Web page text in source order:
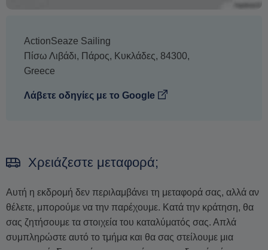
ActionSeaze Sailing
Πίσω Λιβάδι, Πάρος, Κυκλάδες, 84300,
Greece
Λάβετε οδηγίες με το Google
Χρειάζεστε μεταφορά;
Αυτή η εκδρομή δεν περιλαμβάνει τη μεταφορά σας, αλλά αν
θέλετε, μπορούμε να την παρέχουμε. Κατά την κράτηση, θα
σας ζητήσουμε τα στοιχεία του καταλύματός σας. Απλά
συμπληρώστε αυτό το τμήμα και θα σας στείλουμε μια